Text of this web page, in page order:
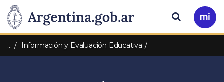
Presidencia
de
Pasar al contenido principal
Ir
a
Buscar
… Información y Evaluación Educativa